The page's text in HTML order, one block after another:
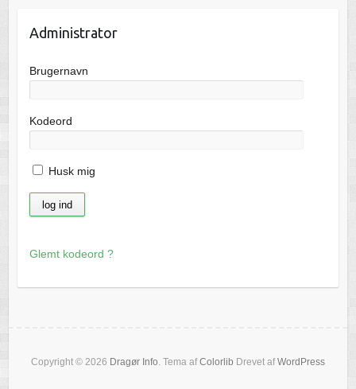
Administrator
Brugernavn
Kodeord
Husk mig
Glemt kodeord ?
Copyright © 2026 Dragør Info. Tema afColorlib Drevet afWordPress